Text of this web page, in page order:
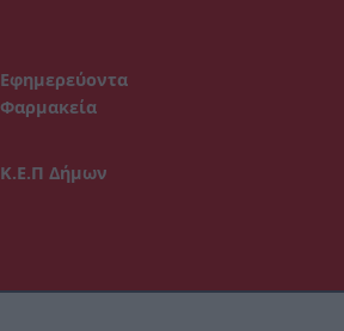
Εφημερεύοντα
Φαρμακεία
Κ.Ε.Π Δήμων